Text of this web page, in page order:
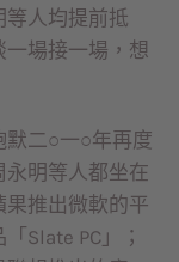
人均提前抵
場接一場，想
默二○一○年再度
明等人都坐在
推出微軟的平
Slate PC」；